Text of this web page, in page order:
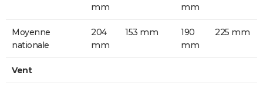
mm
mm
Moyenne
nationale
204
mm
153 mm
190
mm
225 mm
Vent